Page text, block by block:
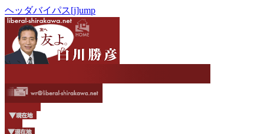
ヘッダバイパス[j]ump